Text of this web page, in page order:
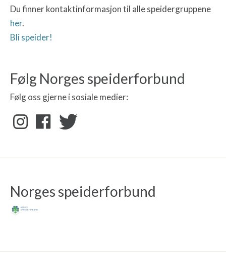
Du finner kontaktinformasjon til alle speidergruppene
her.
Bli speider!
Følg Norges speiderforbund
Følg oss gjerne i sosiale medier:
Norges speiderforbund